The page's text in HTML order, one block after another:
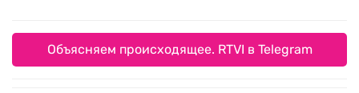
Объясняем происходящее. RTVI в Telegram